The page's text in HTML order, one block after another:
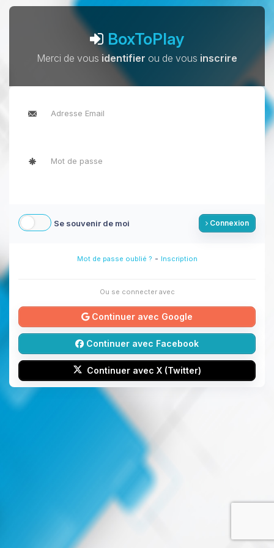
BoxToPlay
Merci de vous identifier ou de vous inscrire
Se souvenir de moi Connexion
Mot de passe oublié ? - Inscription
Ou se connecter avec
Continuer avec Google
Continuer avec Facebook
Continuer avec X (Twitter)